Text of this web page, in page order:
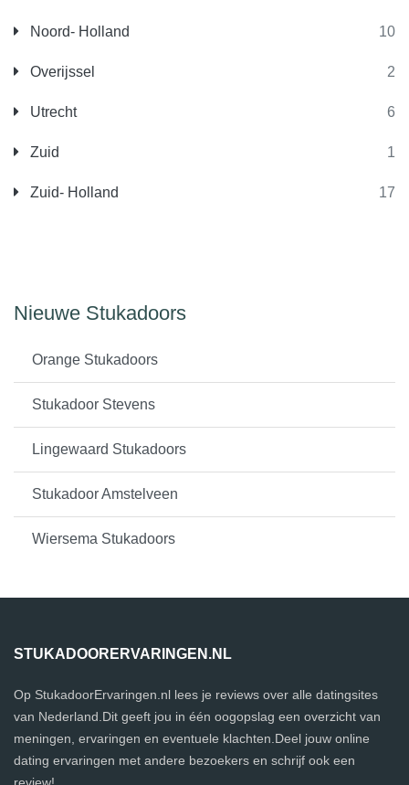
Noord- Holland 10
Overijssel 2
Utrecht 6
Zuid 1
Zuid- Holland 17
Nieuwe Stukadoors
Orange Stukadoors
Stukadoor Stevens
Lingewaard Stukadoors
Stukadoor Amstelveen
Wiersema Stukadoors
STUKADOORERVARINGEN.NL
Op StukadoorErvaringen.nl lees je reviews over alle datingsites
van Nederland.Dit geeft jou in één oogopslag een overzicht van
meningen, ervaringen en eventuele klachten.Deel jouw online
dating ervaringen met andere bezoekers en schrijf ook een